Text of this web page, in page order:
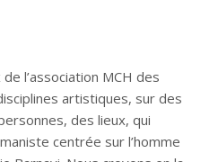
l’association MCH des
artistiques, sur des
des lieux, qui
centrée sur l’homme